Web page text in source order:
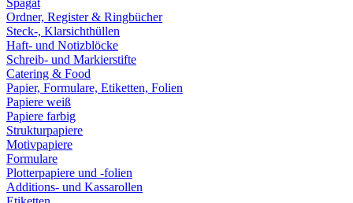
Spagat
Ordner, Register & Ringbücher
Steck-, Klarsichthüllen
Haft- und Notizblöcke
Schreib- und Markierstifte
Catering & Food
Papier, Formulare, Etiketten, Folien
Papiere weiß
Papiere farbig
Strukturpapiere
Motivpapiere
Formulare
Plotterpapiere und -folien
Additions- und Kassarollen